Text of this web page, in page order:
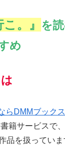
。』 を
め
らDMMブック
籍サービスで
品を扱っていま